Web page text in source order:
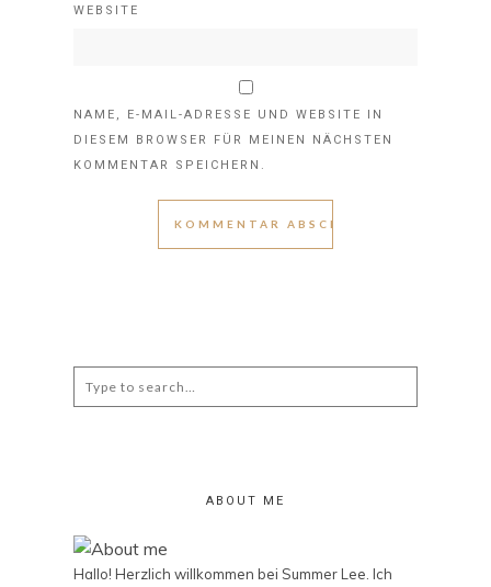
WEBSITE
NAME, E-MAIL-ADRESSE UND WEBSITE IN
DIESEM BROWSER FÜR MEINEN NÄCHSTEN
KOMMENTAR SPEICHERN.
for:
ABOUT ME
Hallo! Herzlich willkommen bei Summer Lee. Ich